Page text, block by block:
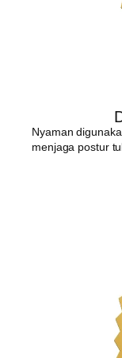
Nyaman
menjaga postur